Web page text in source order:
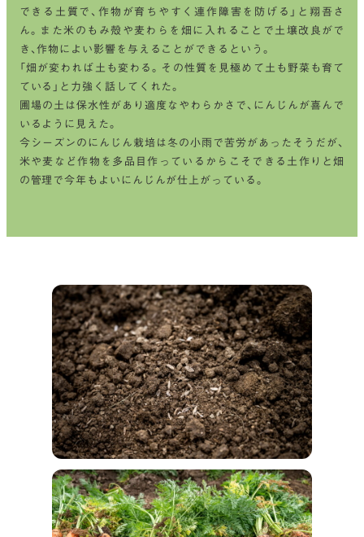
できる土質で、作物が育ちやすく連作障害を防げる」と翔吾さ
ん。また米のもみ殻や麦わらを畑に入れることで土壌改良がで
き、作物によい影響を与えることができるという。
「畑が変われば土も変わる。その性質を見極めて土も野菜も育て
ている」と力強く話してくれた。
圃場の土は保水性があり適度なやわらかさで、にんじんが喜んで
いるように見えた。
今シーズンのにんじん栽培は冬の小雨で苦労があったそうだが、
米や麦など作物を多品目作っているからこそできる土作りと畑
の管理で今年もよいにんじんが仕上がっている。